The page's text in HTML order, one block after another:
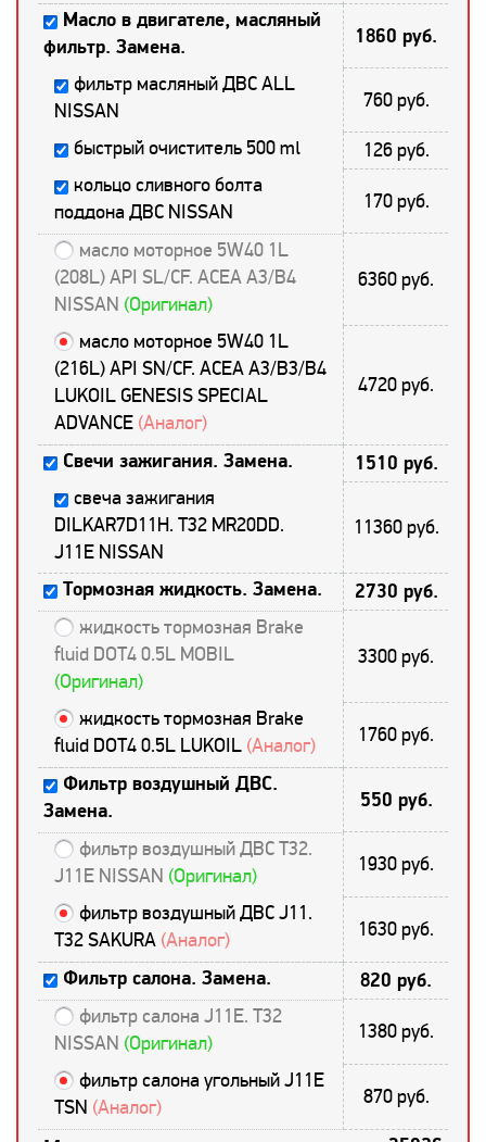
Масло в двигателе, масляный
фильтр. Замена.
1860 руб.
фильтр масляный ДВС ALL
NISSAN
760 руб.
быстрый очиститель 500 ml
126 руб.
кольцо сливного болта
поддона ДВС NISSAN
170 руб.
масло моторное 5W40 1L
(208L) API SL/CF. ACEA A3/B4
NISSAN (Оригинал)
6360 руб.
масло моторное 5W40 1L
(216L) API SN/CF. ACEA A3/B3/B4
LUKOIL GENESIS SPECIAL
ADVANCE (Аналог)
4720 руб.
Свечи зажигания. Замена. 1510 руб.
свеча зажигания
DILKAR7D11H. T32 MR20DD.
J11E NISSAN
11360 руб.
Тормозная жидкость. Замена. 2730 руб.
жидкость тормозная Brake
fluid DOT4 0.5L MOBIL
(Оригинал)
3300 руб.
жидкость тормозная Brake
fluid DOT4 0.5L LUKOIL (Аналог) 1760 руб.
Фильтр воздушный ДВС.
Замена.
550 руб.
фильтр воздушный ДВС T32.
J11E NISSAN (Оригинал) 1930 руб.
фильтр воздушный ДВС J11.
T32 SAKURA (Аналог) 1630 руб.
Фильтр салона. Замена. 820 руб.
фильтр салона J11E. T32
NISSAN (Оригинал) 1380 руб.
фильтр салона угольный J11E
TSN (Аналог) 870 руб.